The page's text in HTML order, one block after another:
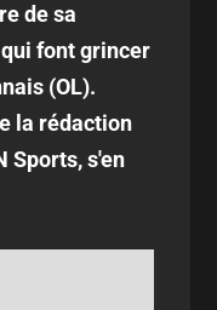
de sa
font grincer
(OL).
la rédaction
Sports, s'en